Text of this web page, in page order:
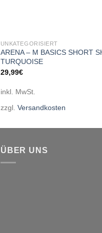
UNKATEGORISIERT
ARENA – M BASICS SHORT
TURQUOISE
29,99€
inkl. MwSt.
zzgl. Versandkosten
ÜBER UNS